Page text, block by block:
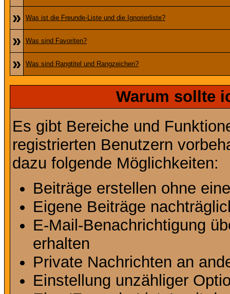
» Was ist die Freunde-Liste und die Ignorierliste?
» Was sind Favoriten?
» Was sind Rangtitel und Rangzeichen?
Warum sollte
Es gibt Bereiche und
registrierten Benutzern
dazu folgende Möglichkeiten:
Beiträge erstellen ohne
Eigene Beiträge
E-Mail-Benachrichtigung
erhalten
Private Nachrichten an
Einstellung unzähliger